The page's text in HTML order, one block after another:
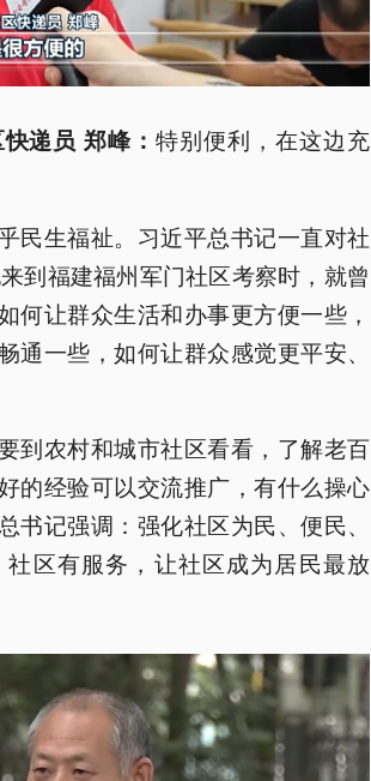
递员 郑峰：特别便利，在这边充
民生福祉。习近平总书记一直对社
到福建福州军门社区考察时，就曾
何让群众生活和办事更方便一些，
一些，如何让群众感觉更平安、
到农村和城市社区看看，了解老百
的经验可以交流推广，有什么操心
记强调：强化社区为民、便民、
区有服务，让社区成为居民最放